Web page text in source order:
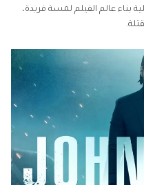
بناء عالم الفيلم لمسة فريدة،